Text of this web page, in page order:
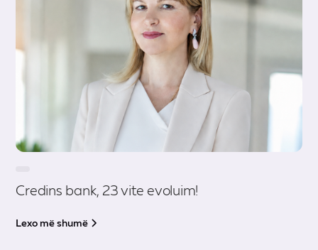
Credins bank, 23 vite evoluim!
Lexo më shumë